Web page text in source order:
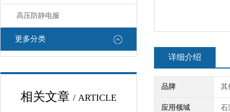
高压防静电服
更多分类
相关文章 / ARTICLE
详细介绍
品牌 其
应用领域 石